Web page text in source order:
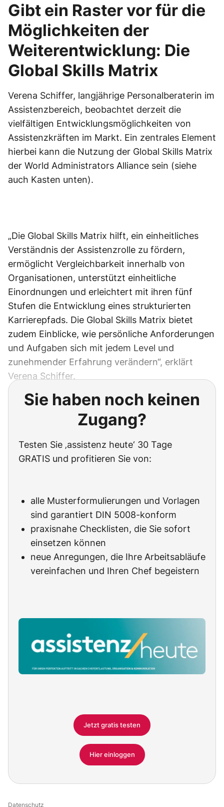
Gibt ein Raster vor für die
Möglichkeiten der
Weiterentwicklung: Die
Global Skills Matrix
Verena Schiffer, langjährige Personalberaterin im
Assistenzbereich, beobachtet derzeit die
vielfältigen Entwicklungsmöglichkeiten von
Assistenzkräften im Markt. Ein zentrales Element
hierbei kann die Nutzung der Global Skills Matrix
der World Administrators Alliance sein (siehe
auch Kasten unten).
„Die Global Skills Matrix hilft, ein einheitliches
Verständnis der Assistenzrolle zu fördern,
ermöglicht Vergleichbarkeit innerhalb von
Organisationen, unterstützt einheitliche
Einordnungen und erleichtert mit ihren fünf
Stufen die Entwicklung eines strukturierten
Karrierepfads. Die Global Skills Matrix bietet
zudem Einblicke, wie persönliche Anforderungen
und Aufgaben sich mit jedem Level und
zunehmender Erfahrung verändern“, erklärt
Verena Schiffer.
Sie haben noch keinen
Zugang?
Testen Sie ‚assistenz heute‘ 30 Tage
GRATIS und profitieren Sie von:
alle Musterformulierungen und Vorlagen
sind garantiert DIN 5008-konform
praxisnahe Checklisten, die Sie sofort
einsetzen können
neue Anregungen, die Ihre Arbeitsabläufe
vereinfachen und Ihren Chef begeistern
Jetzt gratis testen
Hier einloggen
Datenschutz